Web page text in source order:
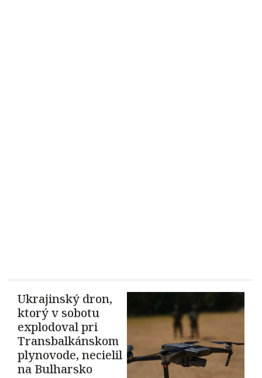
Ukrajinský dron,
ktorý v sobotu
explodoval pri
Transbalkánskom
plynovode, necielil
na Bulharsko